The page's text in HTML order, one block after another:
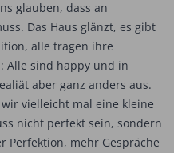
glauben, dass an
Das Haus glänzt, es gibt
alle tragen ihre
Alle sind happy und in
aber ganz anders aus.
vielleicht mal eine kleine
nicht perfekt sein, sondern
Perfektion, mehr Gespräche